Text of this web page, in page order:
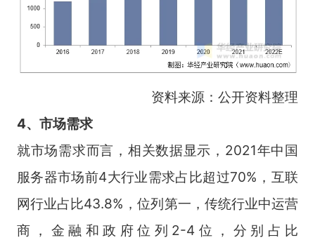
资料来源：公开资料整理
4、市场需求
就市场需求而言，相关数据显示，2021年中国
服务器市场前4大行业需求占比超过70%，互联
网行业占比43.8%，位列第一，传统行业中运营
商，金融和政府位列2-4位，分别占比